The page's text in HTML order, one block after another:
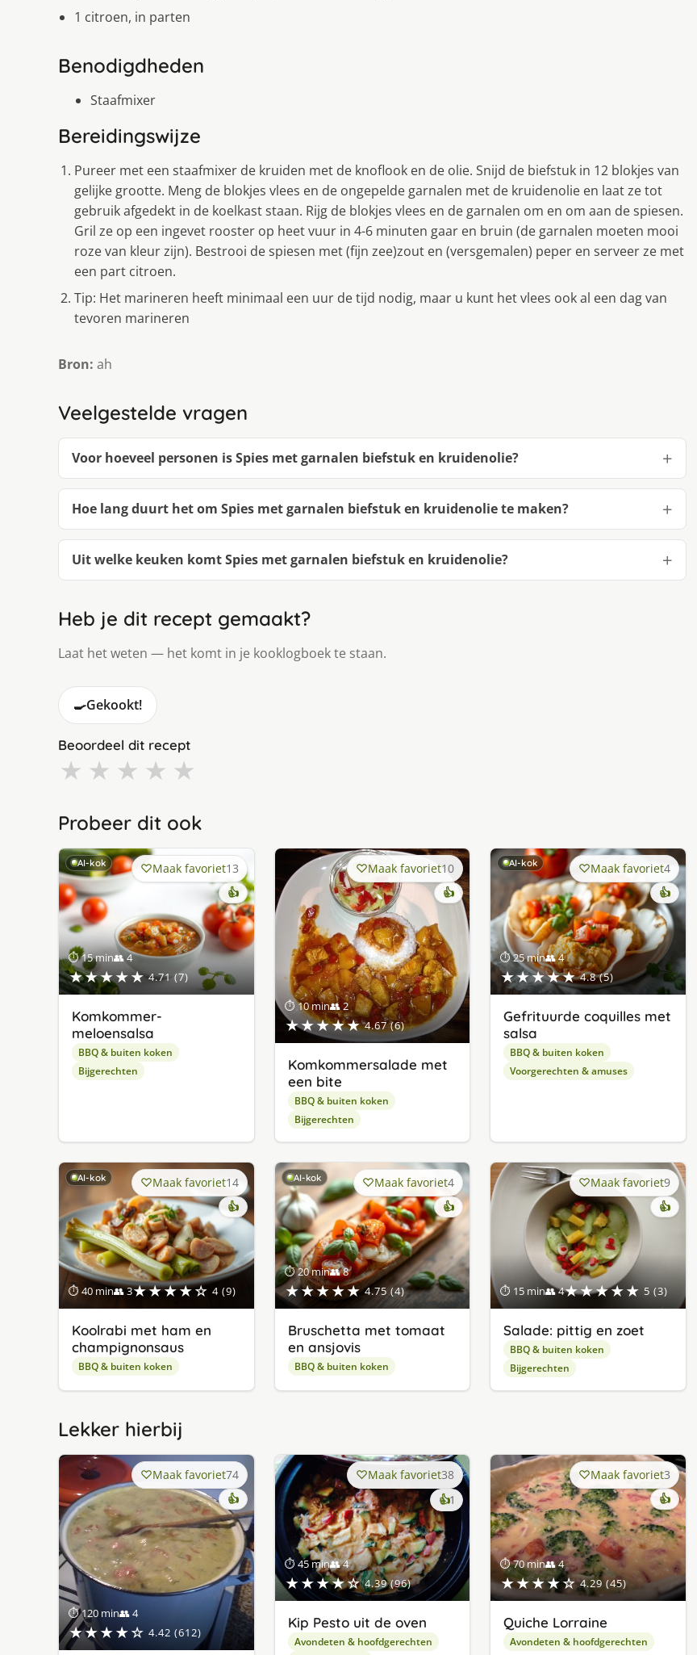
1 citroen, in parten
Benodigdheden
Staafmixer
Bereidingswijze
Pureer met een staafmixer de kruiden met de knoflook en de olie. Snijd de biefstuk in 12 blokjes van
gelijke grootte. Meng de blokjes vlees en de ongepelde garnalen met de kruidenolie en laat ze tot
gebruik afgedekt in de koelkast staan. Rijg de blokjes vlees en de garnalen om en om aan de spiesen.
Gril ze op een ingevet rooster op heet vuur in 4-6 minuten gaar en bruin (de garnalen moeten mooi
roze van kleur zijn). Bestrooi de spiesen met (fijn zee)zout en (versgemalen) peper en serveer ze met
een part citroen.
Tip: Het marineren heeft minimaal een uur de tijd nodig, maar u kunt het vlees ook al een dag van
tevoren marineren
Bron: ah
Veelgestelde vragen
Voor hoeveel personen is Spies met garnalen biefstuk en kruidenolie?
Hoe lang duurt het om Spies met garnalen biefstuk en kruidenolie te maken?
Uit welke keuken komt Spies met garnalen biefstuk en kruidenolie?
Heb je dit recept gemaakt?
Laat het weten — het komt in je kooklogboek te staan.
🍳Gekookt!
Beoordeel dit recept
★ ★ ★ ★ ★
Probeer dit ook
AI-kok
⏱ 15 min👥 4
★★★★★ 4.71 (7)
Maak favoriet13
👍
Komkommer-
meloensalsa
BBQ & buiten koken
Bijgerechten
⏱ 10 min👥 2
★★★★★ 4.67 (6)
Maak favoriet10
👍
Komkommersalade met
een bite
BBQ & buiten koken
Bijgerechten
AI-kok
⏱ 25 min👥 4
★★★★★ 4.8 (5)
Maak favoriet4
👍
Gefrituurde coquilles met
salsa
BBQ & buiten koken
Voorgerechten & amuses
AI-kok
⏱ 40 min👥 3★★★★☆ 4 (9)
Maak favoriet14
👍
Koolrabi met ham en
champignonsaus
BBQ & buiten koken
AI-kok
⏱ 20 min👥 8
★★★★★ 4.75 (4)
Maak favoriet4
👍
Bruschetta met tomaat
en ansjovis
BBQ & buiten koken
⏱ 15 min👥 4★★★★★ 5 (3)
Maak favoriet9
👍
Salade: pittig en zoet
BBQ & buiten koken
Bijgerechten
Lekker hierbij
⏱ 120 min👥 4
★★★★☆ 4.42 (612)
Maak favoriet74
👍
⏱ 45 min👥 4
★★★★☆ 4.39 (96)
Maak favoriet38
👍1 keer
lekker
gevonden
Kip Pesto uit de oven
Avondeten & hoofdgerechten
⏱ 70 min👥 4
★★★★☆ 4.29 (45)
Maak favoriet3
👍
Quiche Lorraine
Avondeten & hoofdgerechten